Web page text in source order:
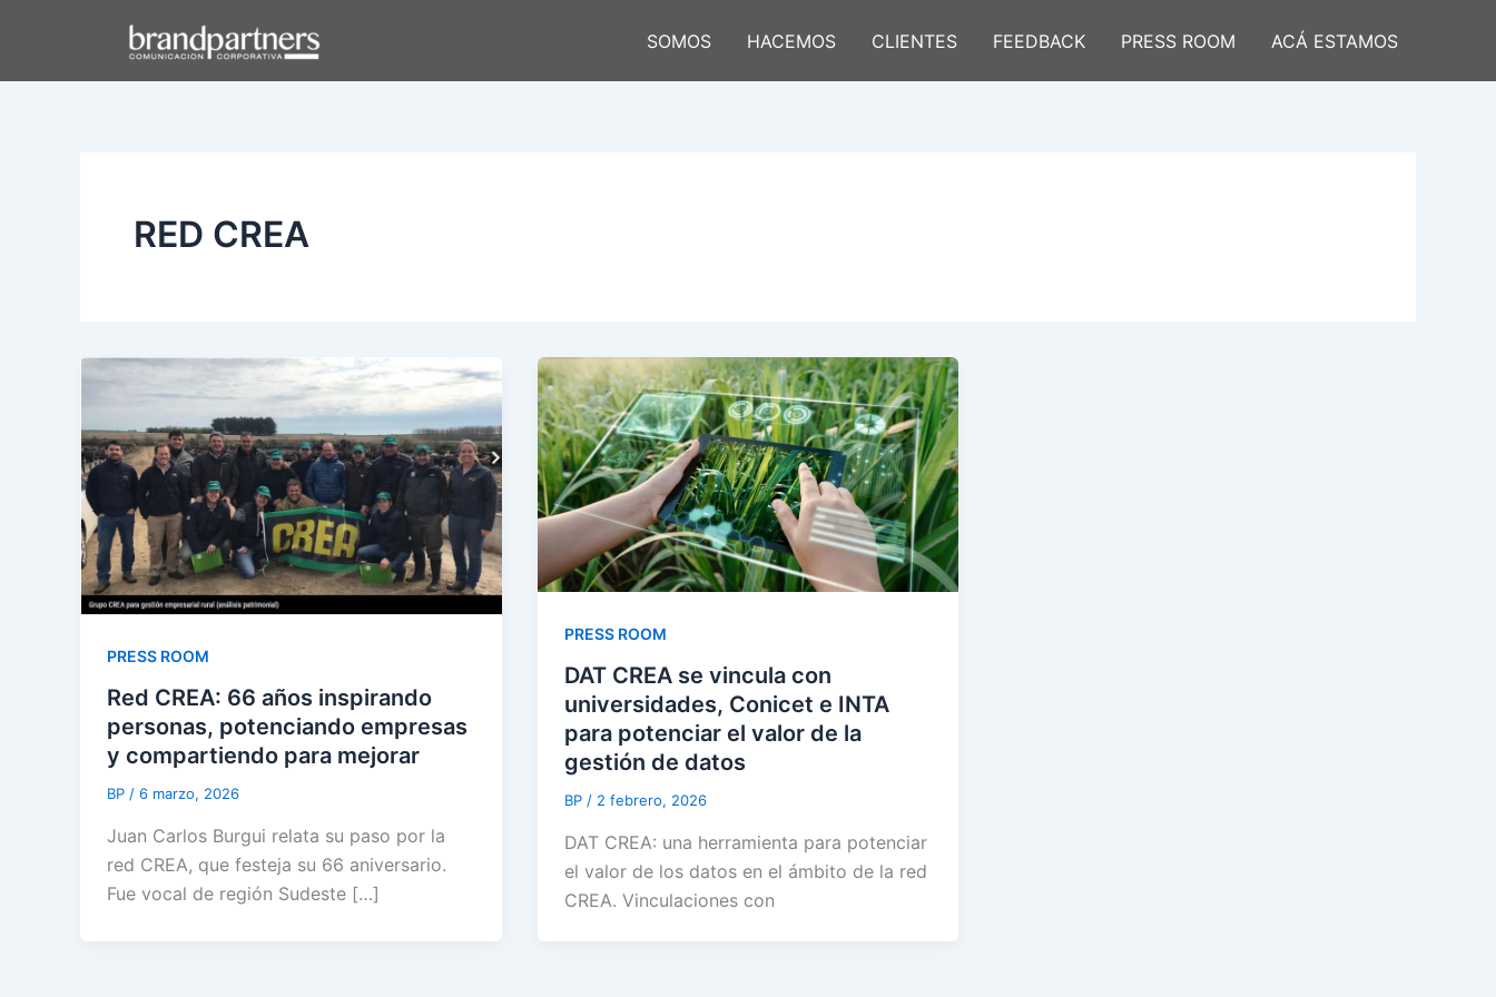
SOMOS HACEMOS CLIENTES FEEDBACK PRESS ROOM ACÁ ESTAMOS
RED CREA
PRESS ROOM
Red CREA: 66 años inspirando
personas, potenciando empresas
y compartiendo para mejorar
BP / 6 marzo, 2026
Juan Carlos Burgui relata su paso por la
red CREA, que festeja su 66 aniversario.
Fue vocal de región Sudeste […]
PRESS ROOM
DAT CREA se vincula con
universidades, Conicet e INTA
para potenciar el valor de la
gestión de datos
BP / 2 febrero, 2026
DAT CREA: una herramienta para potenciar
el valor de los datos en el ámbito de la red
CREA. Vinculaciones con